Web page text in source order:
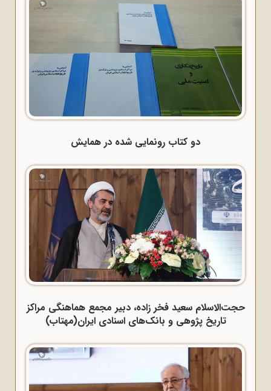
دو کتاب رونمایی شده در همایش
حجت‌الاسلام سعید فخر زاده، دبیر مجمع هماهنگی مراکز
تاریخ پژوهی و بانک‌های اسنادی ایران(مهتاب)